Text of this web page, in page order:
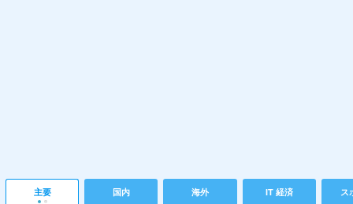
主要 国内 海外 IT 経済 ス